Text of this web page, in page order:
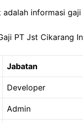
adalah informasi
PT Jst Cikarang
Jabatan
Developer
Admin